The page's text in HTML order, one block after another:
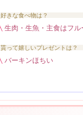
好きな食べ物は？
生肉・生魚・主食はフル
貰って嬉しいプレゼントは？
バーキンほちい